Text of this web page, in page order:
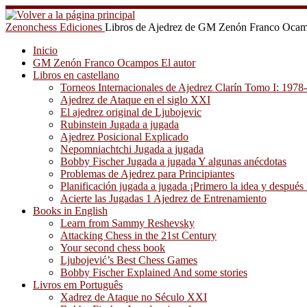
Saltar
al
contenido
Zenonchess Ediciones Libros de Ajedrez de GM Zenón Franco
Inicio
GM Zenón Franco Ocampos El autor
Libros en castellano
Torneos Internacionales de Ajedrez Clarín Tomo I:
Ajedrez de Ataque en el siglo XXI
El ajedrez original de Ljubojevic
Rubinstein Jugada a jugada
Ajedrez Posicional Explicado
Nepomniachtchi Jugada a jugada
Bobby Fischer Jugada a jugada Y algunas anécdotas
Problemas de Ajedrez para Principiantes
Planificación jugada a jugada ¡Primero la idea y después
Acierte las Jugadas 1 Ajedrez de Entrenamiento
Books in English
Learn from Sammy Reshevsky
Attacking Chess in the 21st Century
Your second chess book
Ljubojević’s Best Chess Games
Bobby Fischer Explained And some stories
Livros em Português
Xadrez de Ataque no Século XXI